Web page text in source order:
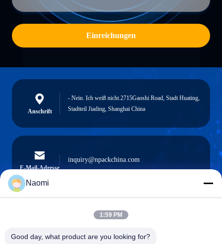
Einreichungen
Anschrift
- Nein. Ich weiß nicht.2715Gaoshi Road, Stadt Huating,
Stadtteil Jiading, Shanghai China
E-Mail-Adresse
inquiry@npackchina.com
0086-21-66035560
Naomi
1:59 PM
Good day, what product are you looking for?